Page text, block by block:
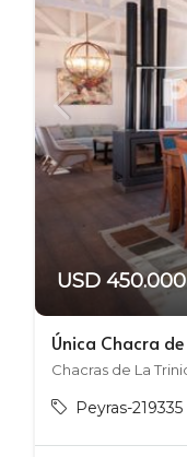
USD 450.000
Peyras-219335